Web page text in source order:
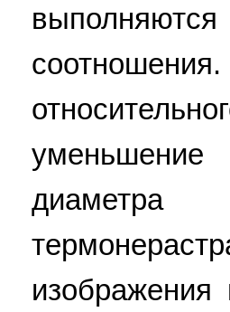
диаметра
изображения